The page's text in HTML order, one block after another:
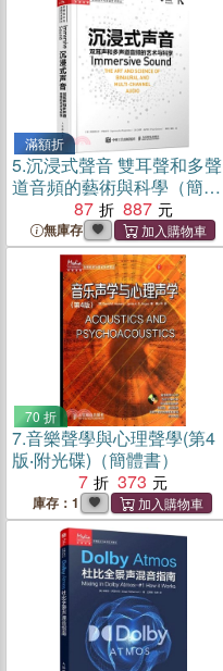
滿額折
5.沉浸式聲音 雙耳聲和多聲
道音頻的藝術與科學（簡體
87 887
無庫存
70 折
7.音樂聲學與心理聲學(第4
版‧附光碟)（簡體書）
7
373
庫存：1